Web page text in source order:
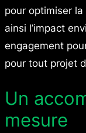
pour optimiser
ainsi l’impact
engagement
pour tout projet
Un
mesure